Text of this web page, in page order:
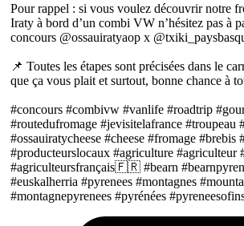
Pour rappel : si vous voulez découvrir notre
Iraty à bord d’un combi VW n’hésitez pas à
concours @ossauiratyaop x
📌 Toutes les étapes sont précisées dans le
que ça vous plait et surtout, bonne chance à
#concours #combivw #vanlife #roadtrip
#routedufromage #jevisitelafrance #troupeau
#ossauiratycheese #cheese #fromage #brebis
#producteurslocaux #agriculture #agriculteur
#agriculteursfrançais🇫🇷 #bearn
#euskalherria #pyrenees #montagnes
#montagnepyrenees #pyrénées